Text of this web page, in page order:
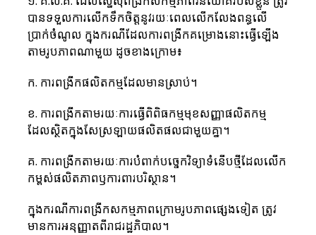
បានទទួលការលើកទឹកចិត្តនូវរយៈពេលលើកលែងពន្ធលើ
ប្រាក់ចំណូល ក្នុងករណីដែលការពង្រីកគម្រោងនោះធ្វើឡើង
តាមរូបភាពណាមួយ ដូចខាងក្រោម៖
ក. ការពង្រីកផលិតកម្មដែលមានស្រាប់។
ខ. ការពង្រីកតាមរយៈការធ្វើពិពិធកម្មមុខសញ្ញាផលិតកម្ម
ដែលស្ថិតក្នុងសែស្រឡាយផលិតផលជាមួយគ្នា។
គ. ការពង្រីកតាមរយៈការបំពាក់បច្ចេកវិទ្យាទំនើបថ្មីដែលលើក
កម្ពស់ផលិតភាពឫការពារបរិស្ថាន។
ក្នុងករណីការពង្រីកសកម្មភាពក្រោមរូបភាពផ្សេងទៀត ត្រូវ
មានការអនុញ្ញាតពីរាជរដ្ឋភិបាល។